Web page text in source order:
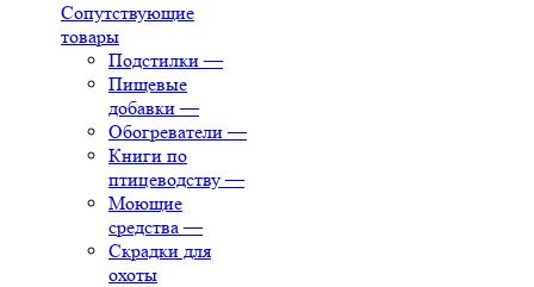
Сопутствующие
товары
Подстилки —
Пищевые
добавки —
Обогреватели —
Книги по
птицеводству —
Моющие
средства —
Скрадки для
охоты